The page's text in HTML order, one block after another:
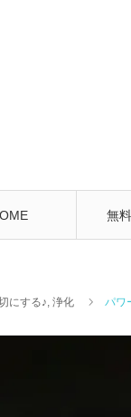
無
にする♪, 浄化 パワ